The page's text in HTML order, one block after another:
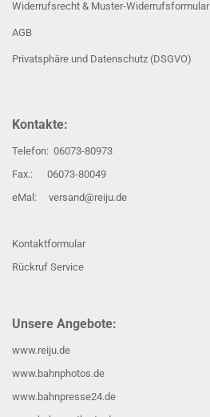
Widerrufsrecht & Muster-Widerrufsformular
AGB
Privatsphäre und Datenschutz (DSGVO)
Kontakte:
Telefon: 06073-80973
Fax.: 06073-80049
eMal: versand@reiju.de
Kontaktformular
Rückruf Service
Unsere Angebote:
www.reiju.de
www.bahnphotos.de
www.bahnpresse24.de